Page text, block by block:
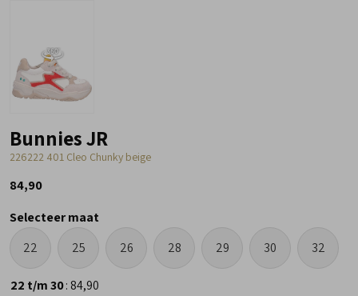
Bunnies JR
226222 401 Cleo Chunky beige
84,90
Selecteer maat
22
25 26 28 29 30 32
22 t/m 30:84,90